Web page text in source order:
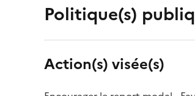
Politique(s)
Action(s) visée(s)